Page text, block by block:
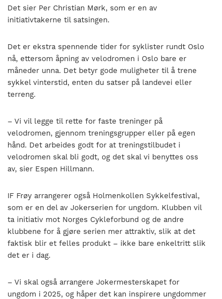
Det sier Per Christian Mørk, som er en av
initiativtakerne til satsingen.
Det er ekstra spennende tider for syklister rundt Oslo
nå, ettersom åpning av velodromen i Oslo bare er
måneder unna. Det betyr gode muligheter til å trene
sykkel vinterstid, enten du satser på landevei eller
terreng.
– Vi vil legge til rette for faste treninger på
velodromen, gjennom treningsgrupper eller på egen
hånd. Det arbeides godt for at treningstilbudet i
velodromen skal bli godt, og det skal vi benyttes oss
av, sier Espen Hillmann.
IF Frøy arrangerer også Holmenkollen Sykkelfestival,
som er en del av Jokerserien for ungdom. Klubben vil
ta initiativ mot Norges Cykleforbund og de andre
klubbene for å gjøre serien mer attraktiv, slik at det
faktisk blir et felles produkt – ikke bare enkeltritt slik
det er i dag.
– Vi skal også arrangere Jokermesterskapet for
ungdom i 2025, og håper det kan inspirere ungdommer